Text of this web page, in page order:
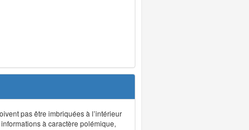
pas être imbriquées à l’intérieur
à caractère polémique,